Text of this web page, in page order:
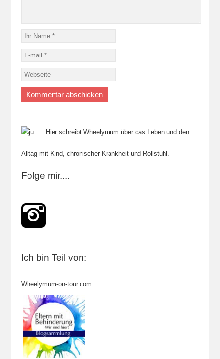
Hier schreibt Wheelymum über das Leben und den
Alltag mit Kind, chronischer Krankheit und Rollstuhl.
Folge mir....
Ich bin Teil von:
Wheelymum-on-tour.com